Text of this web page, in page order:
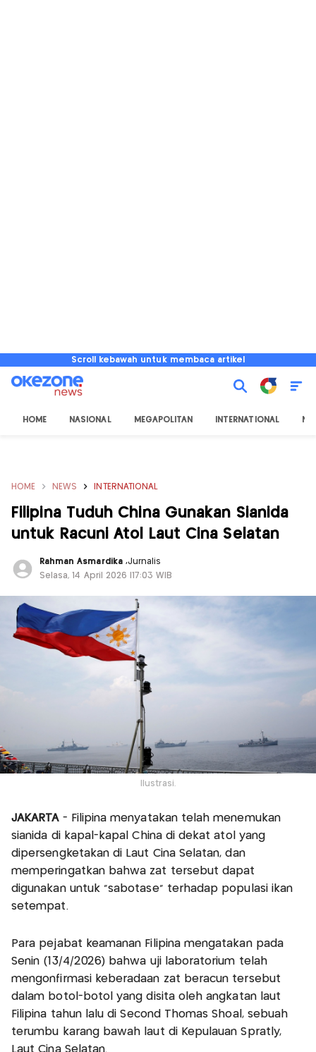
Scroll kebawah untuk membaca artikel
HOME NASIONAL MEGAPOLITAN INTERNATIONAL
HOME NEWS INTERNATIONAL
Filipina Tuduh China Gunakan Sianida
untuk Racuni Atol Laut Cina Selatan
Rahman Asmardika ,Jurnalis
Selasa, 14 April 2026 |17:03 WIB
Ilustrasi.
JAKARTA - Filipina menyatakan telah menemukan
sianida di kapal-kapal China di dekat atol yang
dipersengketakan di Laut Cina Selatan, dan
memperingatkan bahwa zat tersebut dapat
digunakan untuk "sabotase" terhadap populasi ikan
setempat.
Para pejabat keamanan Filipina mengatakan pada
Senin (13/4/2026) bahwa uji laboratorium telah
mengonfirmasi keberadaan zat beracun tersebut
dalam botol-botol yang disita oleh angkatan laut
Filipina tahun lalu di Second Thomas Shoal, sebuah
terumbu karang bawah laut di Kepulauan Spratly,
Laut Cina Selatan.